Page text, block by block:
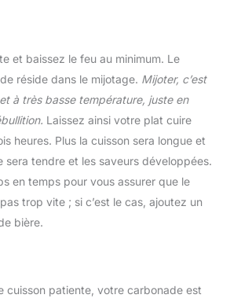
et baissez le feu au minimum. Le
réside dans le mijotage. Mijoter, c’est
à très basse température, juste en
Laissez ainsi votre plat cuire
heures. Plus la cuisson sera longue et
sera tendre et les saveurs développées.
en temps pour vous assurer que le
trop vite ; si c’est le cas, ajoutez un
bière.
cuisson patiente, votre carbonade est